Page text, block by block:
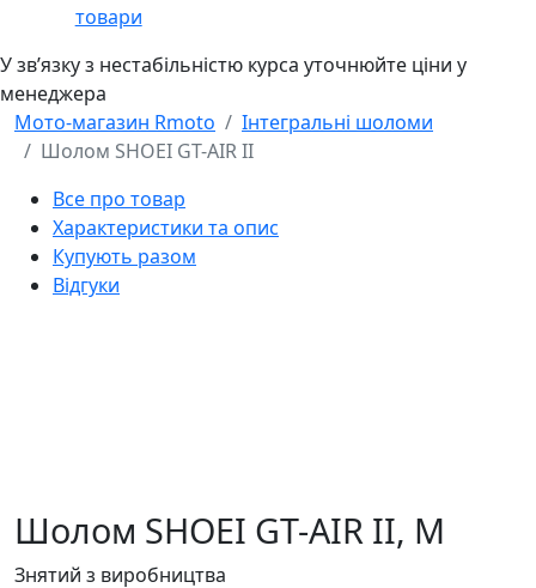
товари
У звʼязку з нестабільністю курса уточнюйте ціни у
менеджера
Мото-магазин Rmoto
Інтегральні шоломи
Шолом SHOEI GT-AIR II
Все про товар
Характеристики та опис
Купують разом
Відгуки
Шолом SHOEI GT-AIR II, M
Знятий з виробництва